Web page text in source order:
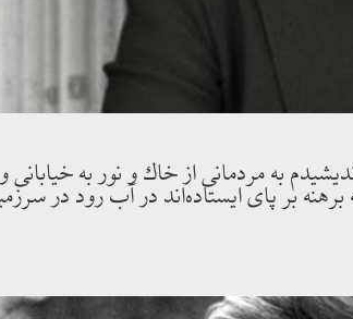
به مردمانى از خاك و نور به خيابانى
بر پاى ايستاده‌اند در آب رود در